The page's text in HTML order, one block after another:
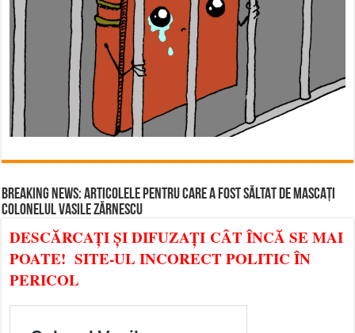
BREAKING NEWS: ARTICOLELE PENTRU CARE A FOST SĂLTAT DE MASCAȚI
COLONELUL VASILE ZĂRNESCU
DESCĂRCAȚI ȘI DIFUZAȚI CÂT ÎNCĂ SE MAI
POATE! SITE-UL INCORECT POLITIC ÎN
PERICOL